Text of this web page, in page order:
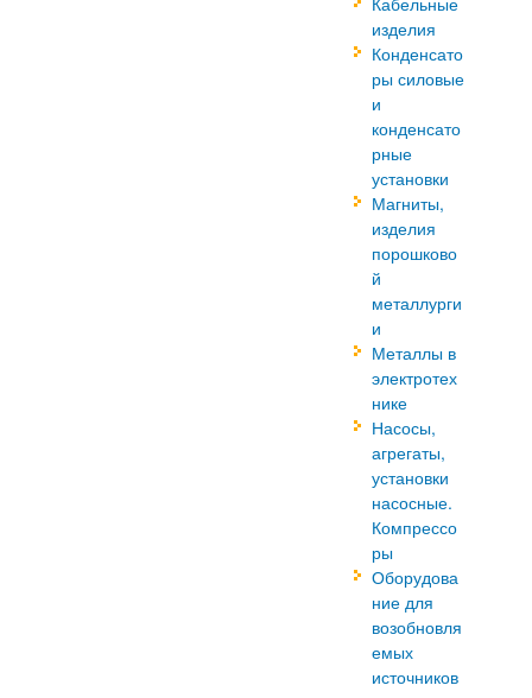
изделия
Конденсато
ры силовые
и
конденсато
рные
установки
Магниты,
изделия
порошково
й
металлурги
и
Металлы в
электротех
нике
Насосы,
агрегаты,
установки
насосные.
Компрессо
ры
Оборудова
ние для
возобновля
емых
источников